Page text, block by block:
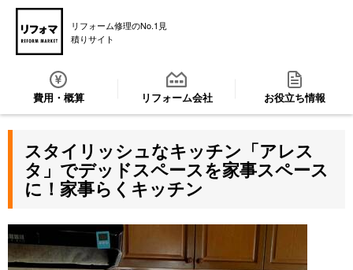
リフォーム修理のNo.1見
積りサイト
費用・概算 リフォーム会社 お役立ち情報
スタイリッシュなキッチン「アレス
タ」でデッドスペースを家事スペース
に！家事らくキッチン